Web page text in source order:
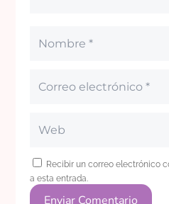
Recibir un correo electrónico
a esta entrada.
Enviar Comentario